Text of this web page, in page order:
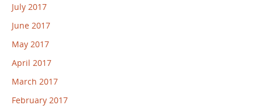
July 2017
June 2017
May 2017
April 2017
March 2017
February 2017